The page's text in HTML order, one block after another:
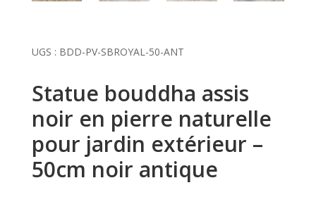
UGS : BDD-PV-SBROYAL-50-ANT
Statue bouddha assis
noir en pierre naturelle
pour jardin extérieur –
50cm noir antique